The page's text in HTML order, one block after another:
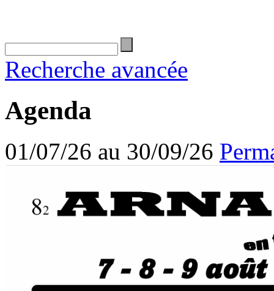
Recherche avancée
Agenda
01/07/26 au 30/09/26